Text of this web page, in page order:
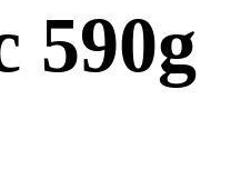
590g